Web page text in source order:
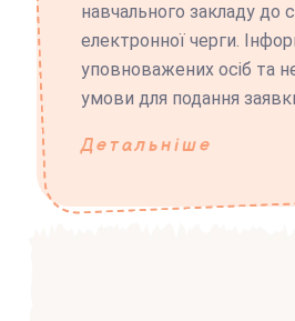
навчального закладу до
електронної черги.
уповноважених осіб та
умови для подання
Детальніше